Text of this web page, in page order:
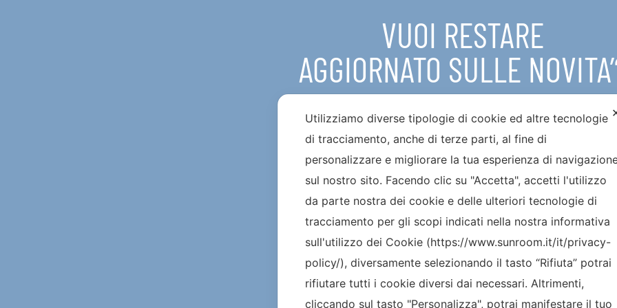
VUOI RESTARE
AGGIORNATO SULLE
Ho preso visione della Privacy policy . Autorizzo il trattamento dei miei
promozionale
Utilizziamo diverse tipologie di cookie ed altre tecnologie
di tracciamento, anche di terze parti, al fine di
personalizzare e migliorare la tua esperienza di
sul nostro sito. Facendo clic su "Accetta", accetti l'utilizzo
da parte nostra dei cookie e delle ulteriori tecnologie di
tracciamento per gli scopi indicati nella nostra informativa
sull'utilizzo dei Cookie (https://www.sunroom.it/it/privacy-
policy/), diversamente selezionando il tasto “Rifiuta” potrai
rifiutare tutti i cookie diversi dai necessari. Altrimenti,
cliccando sul tasto "Personalizza", potrai manifestare il tuo